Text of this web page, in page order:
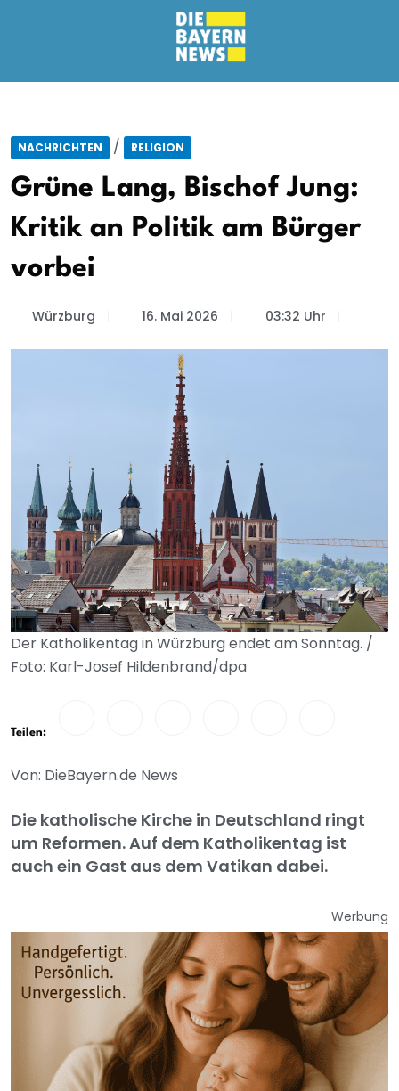
NACHRICHTEN / RELIGION
Grüne Lang, Bischof Jung:
Kritik an Politik am Bürger
vorbei
Würzburg 16. Mai 2026 03:32 Uhr
Der Katholikentag in Würzburg endet am Sonntag. /
Foto: Karl-Josef Hildenbrand/dpa
Teilen:
Von: DieBayern.de News
Die katholische Kirche in Deutschland ringt
um Reformen. Auf dem Katholikentag ist
auch ein Gast aus dem Vatikan dabei.
Werbung